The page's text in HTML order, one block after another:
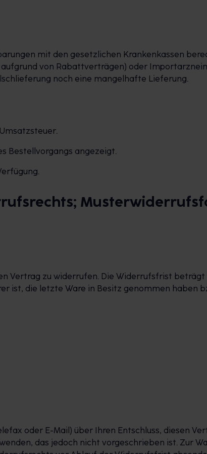
mit den gesetzlichen Krankenkassen
von Rabattverträgen) oder
noch eine mangelhafte Lieferung.
Bestellvorgangs angezeigt.
Vertrag zu widerrufen. Die Widerrufsfrist
ist, die letzte Ware in Besitz genommen haben
oder E-Mail) über Ihren Entschluss, diesen
das jedoch nicht vorgeschrieben ist. Zur